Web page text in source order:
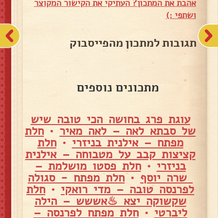
אהבת את המתכון? העתיקי את הקישור המקוצר
ושתפי :)
תגובות למתכון מהפייסבוק
מתכונים נוספים
עוגת פרג בחושה הכי טובה שיש
של סבתא לאה – לאה מאיר • חלת
מפתח – אילנית בניזרי •חלת
קציצות קבב על מטבוחה – אילנית
בניזרי •חלת פסטו מושלמת –
שרה יוסף •חלת מפתח - סגולה
לפרנסה טובה – מדי רואקי • חלת
שקשוקה יצא ♨אששש – הילה
ליברטי •חלת מפתח לפרנסה –